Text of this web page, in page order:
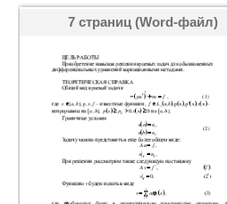
7 страниц (Word-файл)